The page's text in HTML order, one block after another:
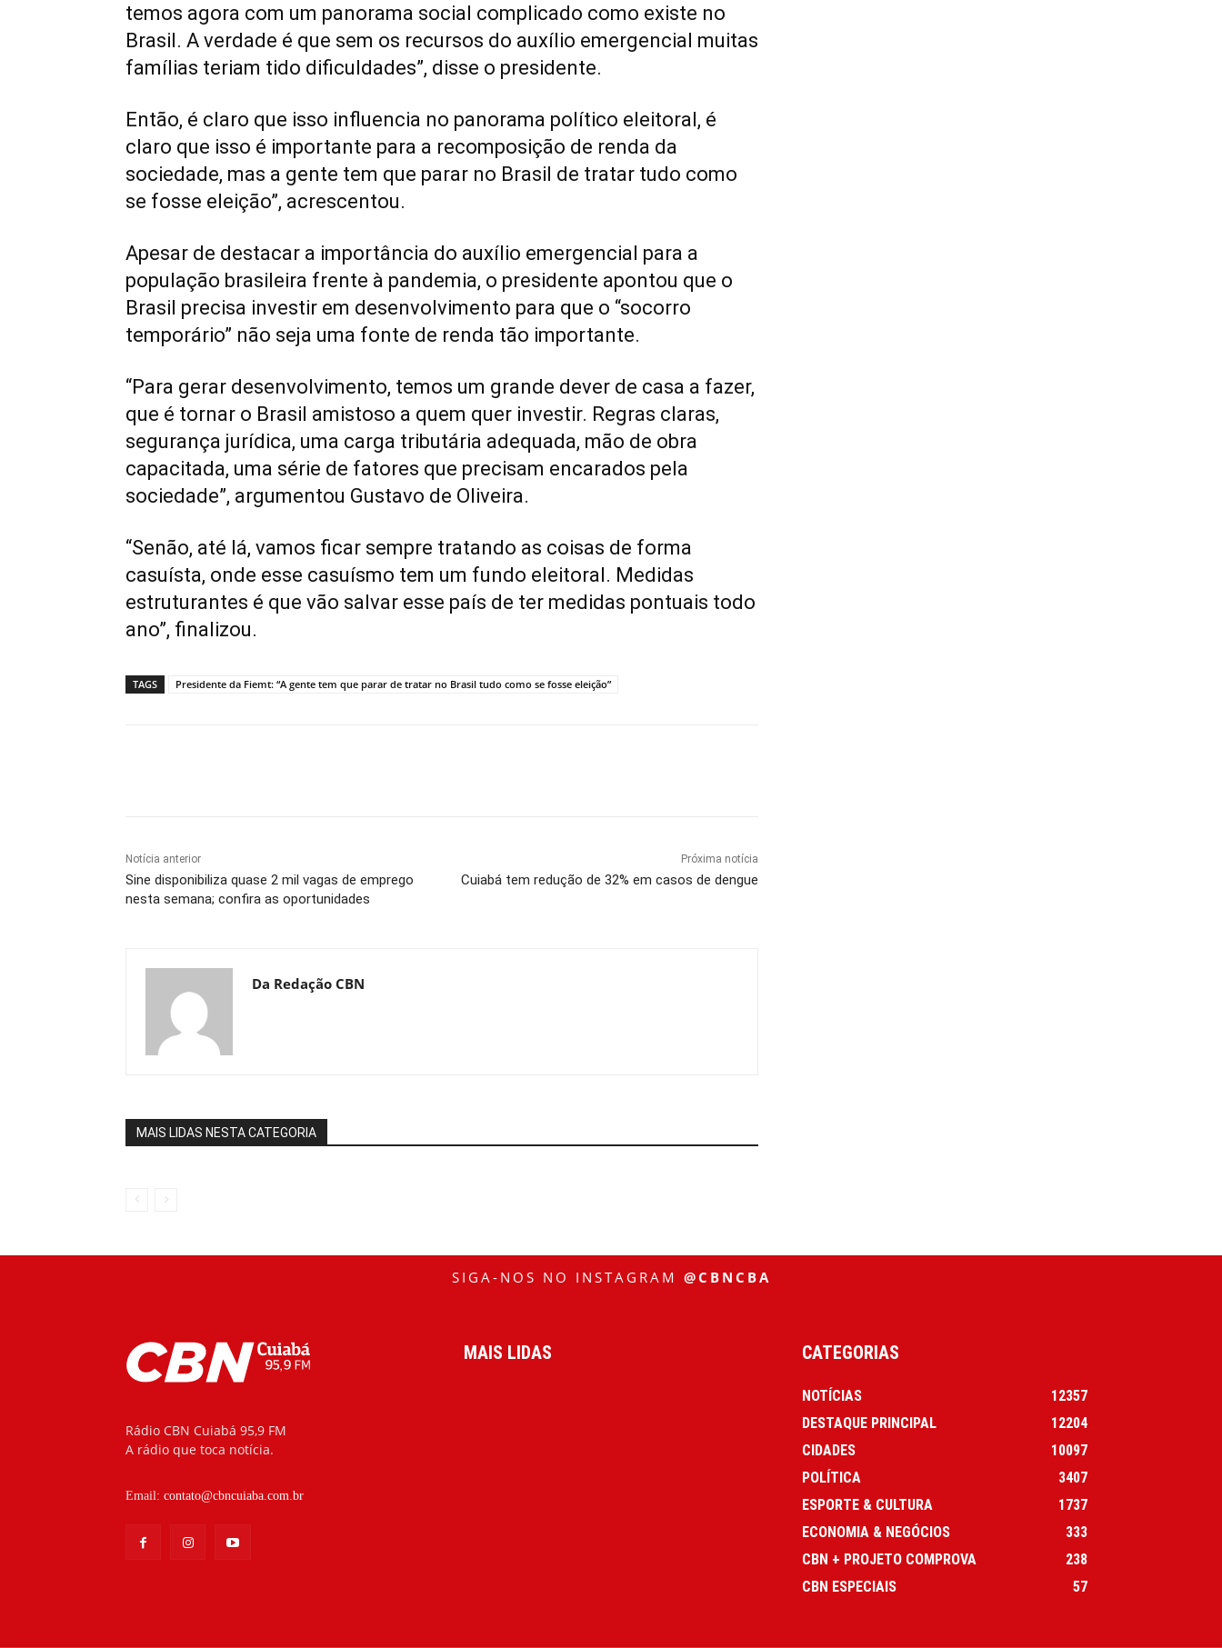
temos agora com um panorama social complicado como existe no
Brasil. A verdade é que sem os recursos do auxílio emergencial muitas
famílias teriam tido dificuldades”, disse o presidente.
Então, é claro que isso influencia no panorama político eleitoral, é
claro que isso é importante para a recomposição de renda da
sociedade, mas a gente tem que parar no Brasil de tratar tudo como
se fosse eleição”, acrescentou.
Apesar de destacar a importância do auxílio emergencial para a
população brasileira frente à pandemia, o presidente apontou que o
Brasil precisa investir em desenvolvimento para que o “socorro
temporário” não seja uma fonte de renda tão importante.
“Para gerar desenvolvimento, temos um grande dever de casa a fazer,
que é tornar o Brasil amistoso a quem quer investir. Regras claras,
segurança jurídica, uma carga tributária adequada, mão de obra
capacitada, uma série de fatores que precisam encarados pela
sociedade”, argumentou Gustavo de Oliveira.
“Senão, até lá, vamos ficar sempre tratando as coisas de forma
casuísta, onde esse casuísmo tem um fundo eleitoral. Medidas
estruturantes é que vão salvar esse país de ter medidas pontuais todo
ano”, finalizou.
TAGS Presidente da Fiemt: “A gente tem que parar de tratar no Brasil tudo como se fosse eleição”
Notícia anterior
Sine disponibiliza quase 2 mil vagas de emprego
nesta semana; confira as oportunidades
Próxima notícia
Cuiabá tem redução de 32% em casos de dengue
Da Redação CBN
MAIS LIDAS NESTA CATEGORIA
SIGA-NOS NO INSTAGRAM @CBNCBA
Rádio CBN Cuiabá 95,9 FM
A rádio que toca notícia.
Email: contato@cbncuiaba.com.br
MAIS LIDAS CATEGORIAS
NOTÍCIAS
12357
DESTAQUE PRINCIPAL
12204
CIDADES
10097
POLÍTICA
3407
ESPORTE & CULTURA
1737
ECONOMIA & NEGÓCIOS
333
CBN + PROJETO COMPROVA
238
CBN ESPECIAIS
57